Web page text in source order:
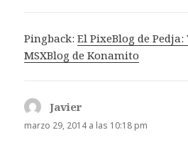
Pingback:El PixeBlog de Pedja:
MSXBlog de Konamito
Javier
marzo 29, 2014 a las 10:18 pm